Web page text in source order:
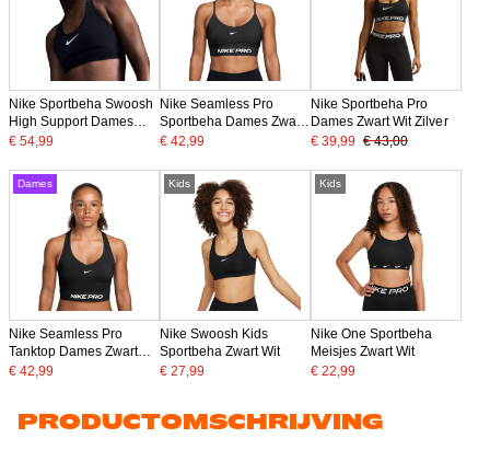
Nike Sportbeha Swoosh
High Support Dames
Zwart Grijs Wit
€ 54,99
Nike Seamless Pro
Sportbeha Dames Zwart
Wit
€ 42,99
Nike Sportbeha Pro
Dames Zwart Wit Zilver
€ 39,99 € 43,00
Dames
Nike Seamless Pro
Tanktop Dames Zwart
Wit
€ 42,99
Kids
Nike Swoosh Kids
Sportbeha Zwart Wit
€ 27,99
Kids
Nike One Sportbeha
Meisjes Zwart Wit
€ 22,99
PRODUCTOMSCHRIJVING